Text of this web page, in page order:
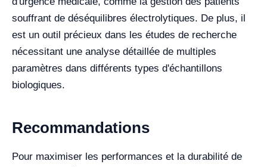
souffrant de déséquilibres électrolytiques. De plus, il
est un outil précieux dans les études de recherche
nécessitant une analyse détaillée de multiples
paramètres dans différents types d'échantillons
biologiques.
Recommandations
Pour maximiser les performances et la durabilité de